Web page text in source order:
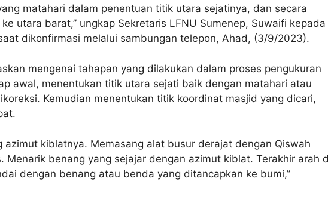
matahari dalam penentuan titik utara sejatinya, dan secara
utara barat,” ungkap Sekretaris LFNU Sumenep, Suwaifi kepada
dikonfirmasi melalui sambungan telepon, Ahad, (3/9/2023).
mengenai tahapan yang dilakukan dalam proses pengukuran
awal, menentukan titik utara sejati baik dengan matahari atau
Kemudian menentukan titik koordinat masjid yang dicari,
azimut kiblatnya. Memasang alat busur derajat dengan Qiswah
Menarik benang yang sejajar dengan azimut kiblat. Terakhir arah
dengan benang atau benda yang ditancapkan ke bumi,”